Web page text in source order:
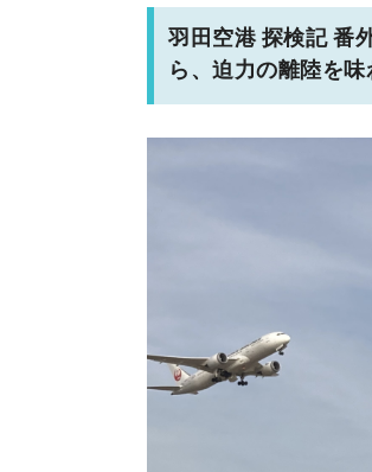
羽田空港 探検記 番
ら、迫力の離陸を